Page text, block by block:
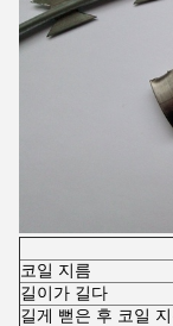
코일 지름
길이가 길다
길게 뻗은 후 코일